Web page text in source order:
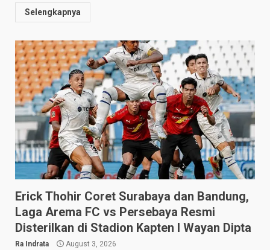
Selengkapnya
Erick Thohir Coret Surabaya dan Bandung,
Laga Arema FC vs Persebaya Resmi
Disterilkan di Stadion Kapten I Wayan Dipta
Ra Indrata August 3, 2026